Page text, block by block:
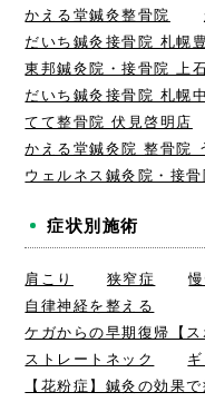
かえる堂鍼灸整骨院
だいち鍼灸接骨院 札幌
東邦鍼灸院・接骨院 上
だいち鍼灸接骨院 札幌
てて整骨院 伏見啓明店
かえる堂鍼灸院 整骨院
ウェルネス鍼灸院・接
症状別施術
肩こり 狭窄症
自律神経を整える
ケガからの早期復帰【ス
ストレートネック
【花粉症】鍼灸の効果